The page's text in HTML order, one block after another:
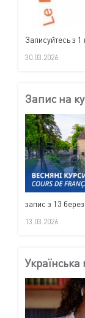
Записуйтесь з 1
30.03.2026
Запис на
запис з 13
13.03.2026